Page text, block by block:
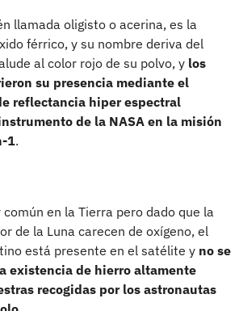
llamada oligisto o acerina, es la
férrico, y su nombre deriva del
al color rojo de su polvo, y los
su presencia mediante el
reflectancia hiper espectral
de la NASA en la misión
1.
en la Tierra pero dado que la
de la Luna carecen de oxígeno, el
está presente en el satélite y no se
existencia de hierro altamente
recogidas por los astronautas